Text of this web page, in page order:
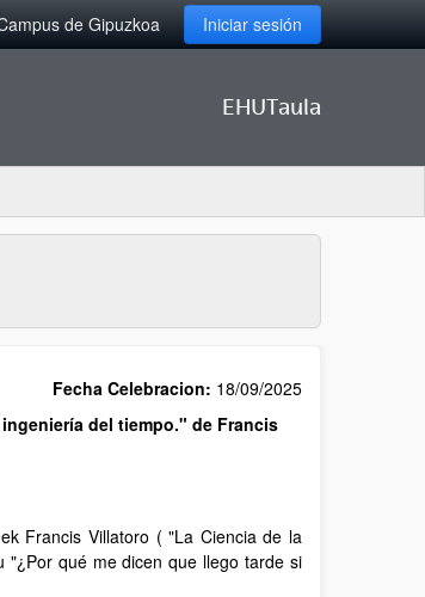
de Gipuzkoa Iniciar sesión
EHUTaula
Fecha Celebracion: 18/09/2025
del tiempo." de Francis
Francis Villatoro ( "La Ciencia de la
"¿Por qué me dicen que llego tarde si